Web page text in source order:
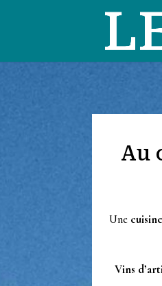
Au
Une
Vins